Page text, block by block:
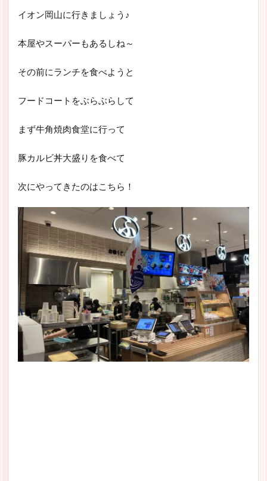
イオン岡山に行きましょう♪
本屋やスーパーもあるしね～
その前にランチを食べようと
フードコートをぶらぶらして
まず牛角焼肉食堂に行って
豚カルビ丼大盛りを食べて
次にやってきたのはこちら！